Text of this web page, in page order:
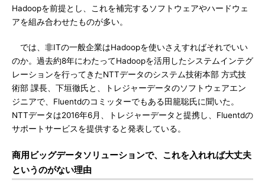
Hadoopを前提とし、これを補完するソフトウェアやハードウェ
アを組み合わせたものが多い。
では、非ITの一般企業はHadoopを使いさえすればそれでいい
のか。過去約8年にわたってHadoopを活用したシステムインテグ
レーションを行ってきたNTTデータのシステム技術本部 方式技
術部 課長、下垣徹氏と、トレジャーデータのソフトウェアエン
ジニアで、Fluentdのコミッターでもある田籠聡氏に聞いた。
NTTデータは2016年6月、トレジャーデータと提携し、Fluentdの
サポートサービスを提供すると発表している。
商用ビッグデータソリューションで、これを入れれば大丈夫
というのがない理由